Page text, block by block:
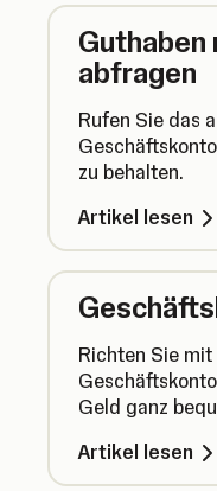
Guthaben
abfragen
Rufen Sie das
zu behalten.
Artikel lesen
Richten Sie mit
Geld ganz
Artikel lesen